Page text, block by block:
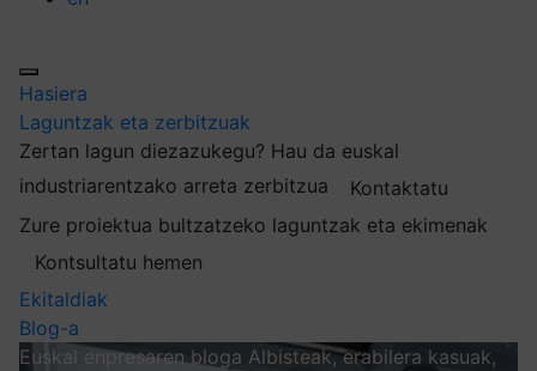
Hasiera
Laguntzak eta zerbitzuak
Zertan lagun diezazukegu? Hau da euskal
industriarentzako arreta zerbitzua
Kontaktatu
Zure proiektua bultzatzeko laguntzak eta ekimenak
Kontsultatu hemen
Ekitaldiak
Blog-a
Euskal enpresaren bloga Albisteak, erabilera kasuak,